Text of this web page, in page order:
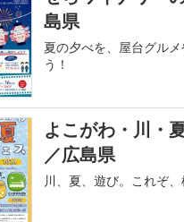
島県
夏の夕べを、屋台グル
う！
よこがわ・川・
／広島県
川、夏、遊び。これぞ、